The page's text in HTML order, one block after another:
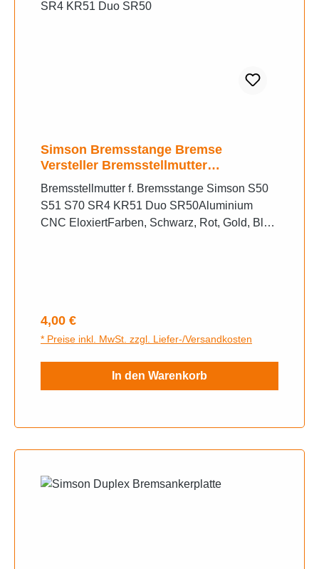
Simson Bremsstange Bremse
Versteller Bremsstellmutter
Bremsstange S50 S51 S70 SR4 KR51
Duo SR50
Bremsstellmutter f. Bremsstange Simson S50
S51 S70 SR4 KR51 Duo SR50Aluminium
CNC EloxiertFarben, Schwarz, Rot, Gold, Blau
Regulärer Preis:
4,00 €
* Preise inkl. MwSt. zzgl. Liefer-/Versandkosten
In den Warenkorb